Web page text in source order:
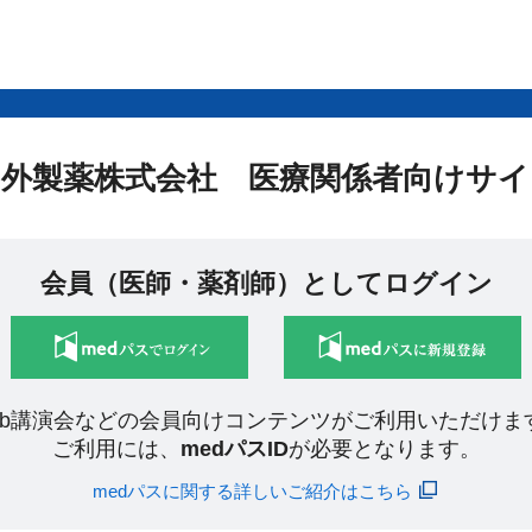
製薬株式会社 医療関係者向けサ
会員（医師・薬剤師）としてログイン
講演会などの会員向けコンテンツがご利用いただけま
ご利用には、 medパスIDが必要となります。
medパスに関する詳しいご紹介はこちら